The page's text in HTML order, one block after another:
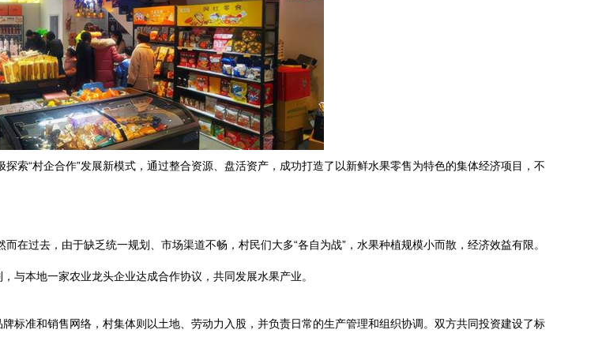
索“村企合作”发展新模式，通过整合资源、盘活资产，成功打造了以新鲜水果零售为特色的集体经济项目，不
在过去，由于缺乏统一规划、市场渠道不畅，村民们大多“各自为战”，水果种植规模小而散，经济效益有限。
与本地一家农业龙头企业达成合作协议，共同发展水果产业。
标准和销售网络，村集体则以土地、劳动力入股，并负责日常的生产管理和组织协调。双方共同投资建设了标